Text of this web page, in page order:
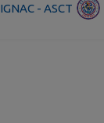
- ASCT